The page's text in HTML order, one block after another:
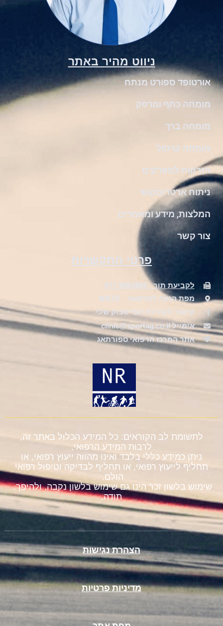
ניווט מהיר באתר
אורטופד ספורט מנתח
מומחה כתף ומרפק
מומחה ברך
מומחה קרסול
הזרקות למפרקים
ניתוח ארטרוסקופי
המלצות, מידע ומאמרים
צור קשר
פרטי התקשרות
לקביעת תור - 077-9563994
מפת הגעה למרפאה - WAZE
קישור לקהילת הפייסבוק שלי
אימייל clinic@sportag.co.il
אתר המרכז הרפואי ספורתאג
לתשומת לב הקוראים: כל המידע הכלול באתר זה,
לרבות המידע הרפואי,
ניתן כמידע כללי בלבד ואינו מהווה ייעוץ רפואי, או
תחליף לייעוץ רפואי, או תחליף לבדיקה וטיפול רפואי
הולם.
שימוש בלשון זכר הינו גם שימוש בלשון נקבה. ולהיפך.
תודה.
הצהרת נגישות
מדיניות פרטיות